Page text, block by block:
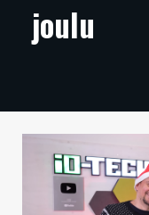
ARTIKKELIT
TECHBBS
TIETOA
HINTA.FI
joulu